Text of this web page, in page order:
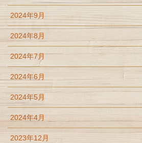
2024年9月
2024年8月
2024年7月
2024年6月
2024年5月
2024年4月
2023年12月